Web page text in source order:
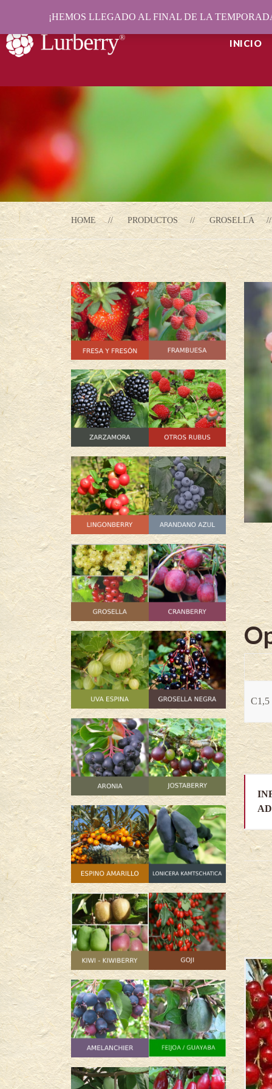
INICIO
HOME PRODUCTOS GROSELLA
C1,5
¡HEMOS LLEGADO AL FINAL DE LA